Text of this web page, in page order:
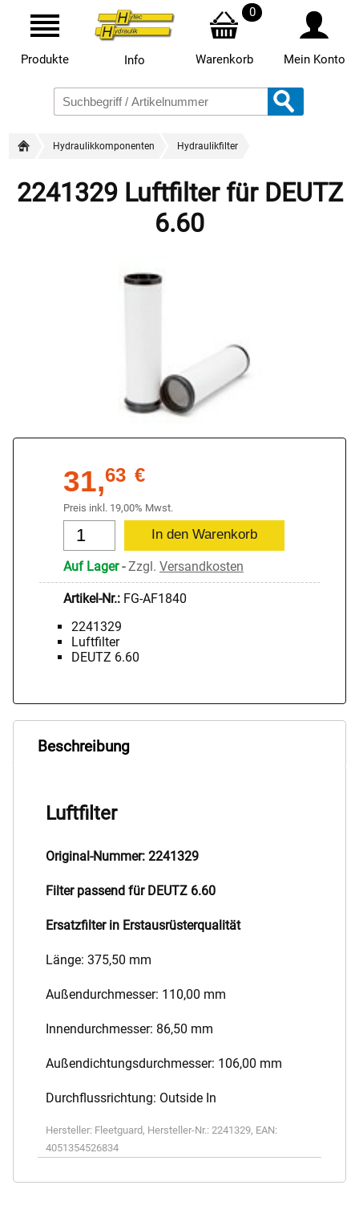
Produkte Info
0
Warenkorb Mein Konto
Hydraulikkomponenten Hydraulikfilter
2241329 Luftfilter für DEUTZ
6.60
31,63 €
Preis inkl. 19,00% Mwst.
Auf Lager-Zzgl. Versandkosten
Artikel-Nr.: FG-AF1840
2241329
Luftfilter
DEUTZ 6.60
Beschreibung
Luftfilter
Original-Nummer: 2241329
Filter passend für DEUTZ 6.60
Ersatzfilter in Erstausrüsterqualität
Länge: 375,50 mm
Außendurchmesser: 110,00 mm
Innendurchmesser: 86,50 mm
Außendichtungsdurchmesser: 106,00 mm
Durchflussrichtung: Outside In
Hersteller: Fleetguard , Hersteller-Nr.: 2241329, EAN:
4051354526834